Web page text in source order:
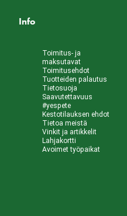
Info
Toimitus- ja
maksutavat
Toimitusehdot
Tuotteiden palautus
Tietosuoja
Saavutettavuus
#yespete
Kestotilauksen ehdot
Tietoa meistä
Vinkit ja artikkelit
Lahjakortti
Avoimet työpaikat